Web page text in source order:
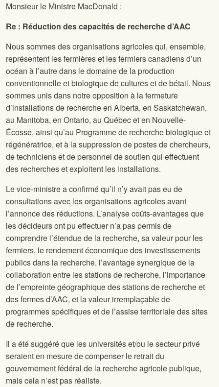
Monsieur le Ministre MacDonald :
Re : Réduction des capacités de recherche d’AAC
Nous sommes des organisations agricoles qui, ensemble,
représentent les fermières et les fermiers canadiens d’un
océan à l’autre dans le domaine de la production
conventionnelle et biologique de cultures et de bétail. Nous
sommes unis dans notre opposition à la fermeture
d’installations de recherche en Alberta, en Saskatchewan,
au Manitoba, en Ontario, au Québec et en Nouvelle-
Écosse, ainsi qu’au Programme de recherche biologique et
régénératrice, et à la suppression de postes de chercheurs,
de techniciens et de personnel de soutien qui effectuent
des recherches et exploitent les installations.
Le vice-ministre a confirmé qu’il n’y avait pas eu de
consultations avec les organisations agricoles avant
l’annonce des réductions. L’analyse coûts-avantages que
les décideurs ont pu effectuer n’a pas permis de
comprendre l’étendue de la recherche, sa valeur pour les
fermiers, le rendement économique des investissements
publics dans la recherche, l’avantage synergique de la
collaboration entre les stations de recherche, l’importance
de l’empreinte géographique des stations de recherche et
des fermes d’AAC, et la valeur irremplaçable de
programmes spécifiques et de l’assise territoriale des sites
de recherche.
Il a été suggéré que les universités et/ou le secteur privé
seraient en mesure de compenser le retrait du
gouvernement fédéral de la recherche agricole publique,
mais cela n’est pas réaliste.